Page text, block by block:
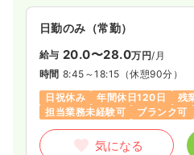
頼られる医院になりたいと思いま
いかわからない時も、ぜひお気軽
日勤のみ（常勤）
給与 20.0〜28.0万円/月
時間 8:45～18:15 （休憩90分）
日祝休み
年間休日120日
残
担当業務未経験可
ブランク可
気になる